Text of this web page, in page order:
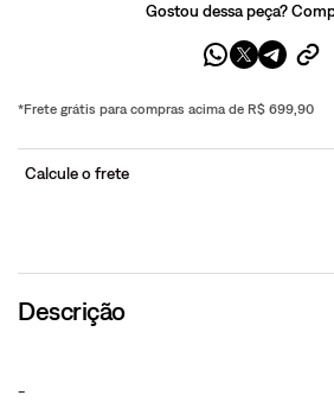
Gostou dessa peça?
*Frete grátis para compras acima de R$ 699,90
Calcule o frete
Descrição
-